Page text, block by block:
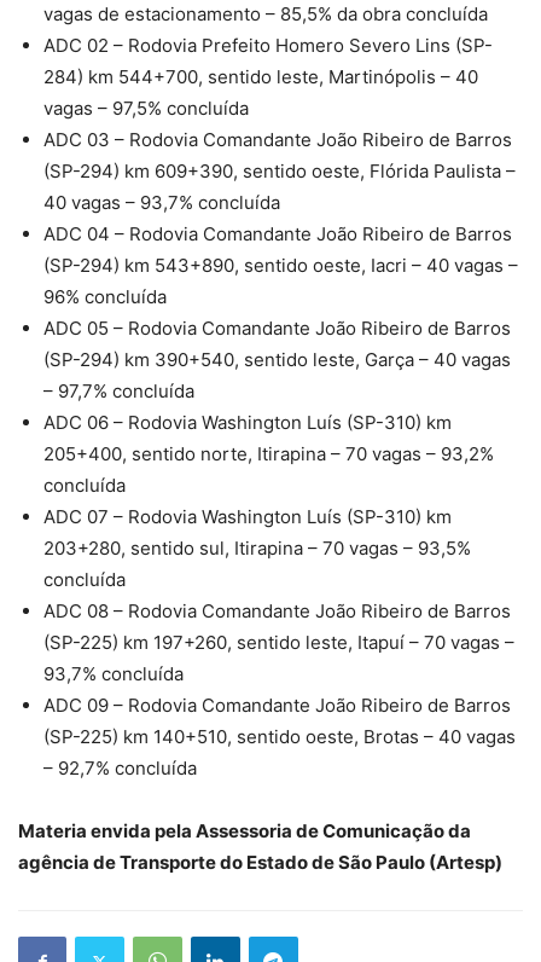
vagas de estacionamento – 85,5% da obra concluída
ADC 02 – Rodovia Prefeito Homero Severo Lins (SP-
284) km 544+700, sentido leste, Martinópolis – 40
vagas – 97,5% concluída
ADC 03 – Rodovia Comandante João Ribeiro de Barros
(SP-294) km 609+390, sentido oeste, Flórida Paulista –
40 vagas – 93,7% concluída
ADC 04 – Rodovia Comandante João Ribeiro de Barros
(SP-294) km 543+890, sentido oeste, Iacri – 40 vagas –
96% concluída
ADC 05 – Rodovia Comandante João Ribeiro de Barros
(SP-294) km 390+540, sentido leste, Garça – 40 vagas
– 97,7% concluída
ADC 06 – Rodovia Washington Luís (SP-310) km
205+400, sentido norte, Itirapina – 70 vagas – 93,2%
concluída
ADC 07 – Rodovia Washington Luís (SP-310) km
203+280, sentido sul, Itirapina – 70 vagas – 93,5%
concluída
ADC 08 – Rodovia Comandante João Ribeiro de Barros
(SP-225) km 197+260, sentido leste, Itapuí – 70 vagas –
93,7% concluída
ADC 09 – Rodovia Comandante João Ribeiro de Barros
(SP-225) km 140+510, sentido oeste, Brotas – 40 vagas
– 92,7% concluída
Materia envida pela Assessoria de Comunicação da
agência de Transporte do Estado de São Paulo (Artesp)